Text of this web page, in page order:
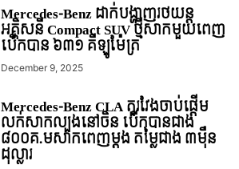
Mercedes-Benz ដាក់បង្ហាញរថយន្ដ
អគ្គិសនី Compact SUV ថ្មីសាកមួយពេញ
បើកបាន ៦៣១ គីឡូម៉ែត្រ
December 9, 2025
Mercedes-Benz CLA តួរវែងចាប់ផ្តើម
លក់សាកល្បងនៅចិន បើកបានជាង
៨០០គ.មសាកពេញម្តង តម្លៃជាង ៣ម៉ឺន
ដុល្លារ